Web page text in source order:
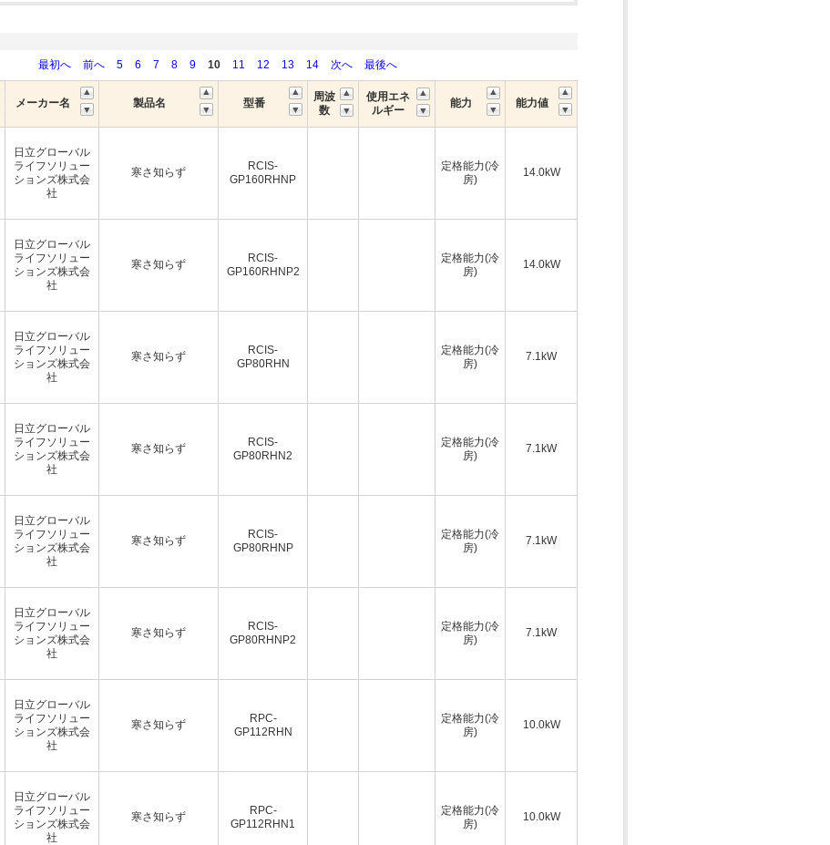
最初へ
前へ 5 6 7 8 9 10 11 12 13 14 次へ 最後へ
メーカー名 製品名 型番
周波
数
使用エネ
ルギー
能力 能力値
日立グローバル
ライフソリュー
ションズ株式会
社
寒さ知らず
RCIS-
GP160RHNP
定格能力(冷
房)
14.0kW
日立グローバル
ライフソリュー
ションズ株式会
社
寒さ知らず
RCIS-
GP160RHNP2
定格能力(冷
房)
14.0kW
日立グローバル
ライフソリュー
ションズ株式会
社
寒さ知らず
RCIS-
GP80RHN
定格能力(冷
房)
7.1kW
日立グローバル
ライフソリュー
ションズ株式会
社
寒さ知らず
RCIS-
GP80RHN2
定格能力(冷
房)
7.1kW
日立グローバル
ライフソリュー
ションズ株式会
社
寒さ知らず
RCIS-
GP80RHNP
定格能力(冷
房)
7.1kW
日立グローバル
ライフソリュー
ションズ株式会
社
寒さ知らず
RCIS-
GP80RHNP2
定格能力(冷
房)
7.1kW
日立グローバル
ライフソリュー
ションズ株式会
社
寒さ知らず
RPC-
GP112RHN
定格能力(冷
房)
10.0kW
日立グローバル
ライフソリュー
ションズ株式会
社
寒さ知らず
RPC-
GP112RHN1
定格能力(冷
房)
10.0kW